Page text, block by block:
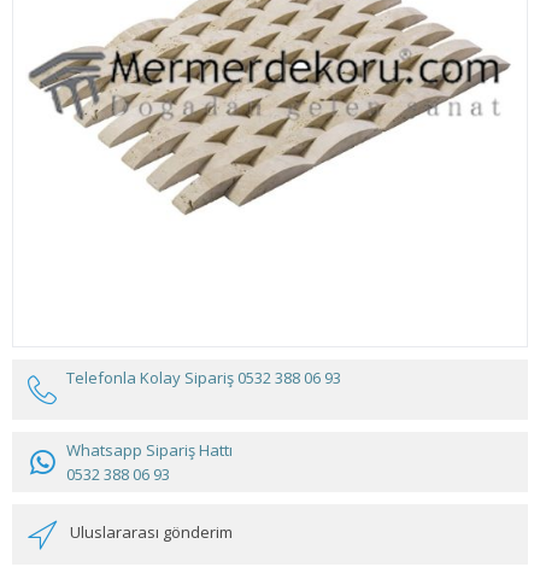
Telefonla Kolay Sipariş 0532 388 06 93
Whatsapp Sipariş Hattı
0532 388 06 93
Uluslararası gönderim